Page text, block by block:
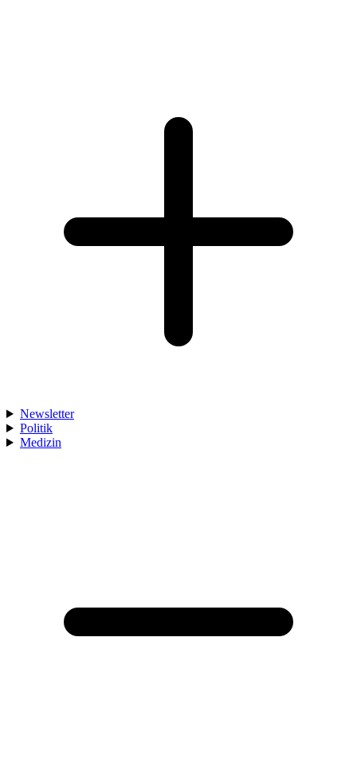
Newsletter
Politik
Medizin